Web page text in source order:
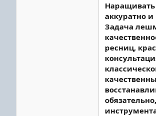
аккуратно
Задача
ресниц,